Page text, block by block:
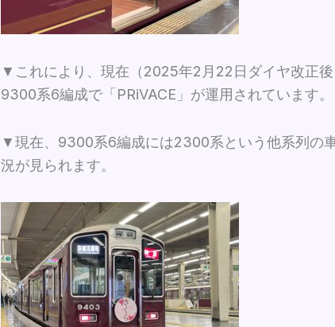
▼これにより、現在（2025年2月22日ダイヤ改正後
9300系6編成で「PRiVACE」が運用されています。
▼現在、9300系6編成には2300系という他系列の
況が見られます。